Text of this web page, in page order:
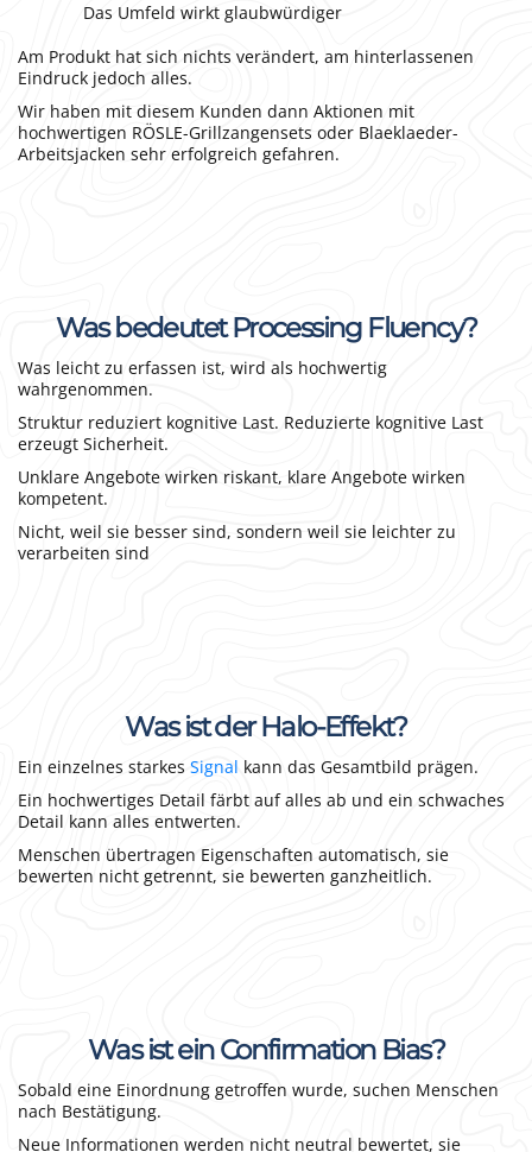
Das Umfeld wirkt glaubwürdiger
Am Produkt hat sich nichts verändert, am hinterlassenen
Eindruck jedoch alles.
Wir haben mit diesem Kunden dann Aktionen mit
hochwertigen RÖSLE-Grillzangensets oder Blaeklaeder-
Arbeitsjacken sehr erfolgreich gefahren.
Was bedeutet Processing Fluency?
Was leicht zu erfassen ist, wird als hochwertig
wahrgenommen.
Struktur reduziert kognitive Last. Reduzierte kognitive Last
erzeugt Sicherheit.
Unklare Angebote wirken riskant, klare Angebote wirken
kompetent.
Nicht, weil sie besser sind, sondern weil sie leichter zu
verarbeiten sind
Was ist der Halo-Effekt?
Ein einzelnes starkes Signal kann das Gesamtbild prägen.
Ein hochwertiges Detail färbt auf alles ab und ein schwaches
Detail kann alles entwerten.
Menschen übertragen Eigenschaften automatisch, sie
bewerten nicht getrennt, sie bewerten ganzheitlich.
Was ist ein Confirmation Bias?
Sobald eine Einordnung getroffen wurde, suchen Menschen
nach Bestätigung.
Neue Informationen werden nicht neutral bewertet, sie